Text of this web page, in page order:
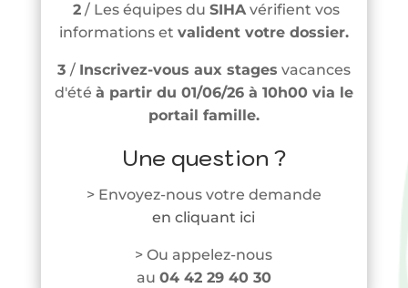
2/ Les équipes du SIHAvérifient vos
informations et valident votre dossier.
3 / Inscrivez-vous aux stages vacances
d'été à partir du 01/06/26 à 10h00via le
portail famille.
Une question ?
> Envoyez-nous votre demande
en cliquant ici
> Ou appelez-nous
au 04 42 29 40 30